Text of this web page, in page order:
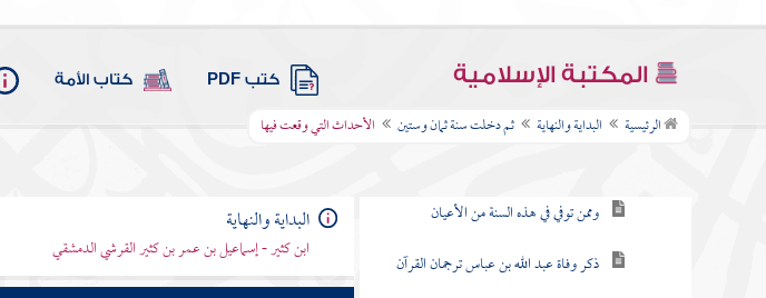
المكتبة الإسلامية كتب PDF كتاب الأمة
الرئيسية البداية والنهاية ثم دخلت سنة ثمان وستين الأحداث التي وقعت فيها
ثم دخلت سنة ست وستين
ثم دخلت سنة سبع وستين
ثم دخلت سنة ثمان وستين
وممن توفي في هذه السنة من الأعيان
ذكر وفاة عبد الله بن عباس ترجمان القرآن
البداية والنهاية
ابن كثير - إسماعيل بن عمر بن كثير القرشي الدمشقي